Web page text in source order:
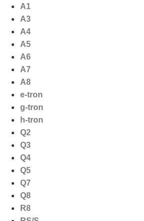
naar
inhoud
A1
A3
A4
A5
A6
A7
A8
e-tron
g-tron
h-tron
Q2
Q3
Q4
Q5
Q7
Q8
R8